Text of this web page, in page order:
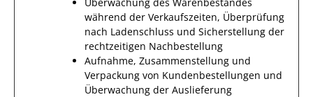
während der Verkaufszeiten, Überprüfung
nach Ladenschluss und Sicherstellung der
rechtzeitigen Nachbestellung
Aufnahme, Zusammenstellung und
Verpackung von Kundenbestellungen und
Überwachung der Auslieferung